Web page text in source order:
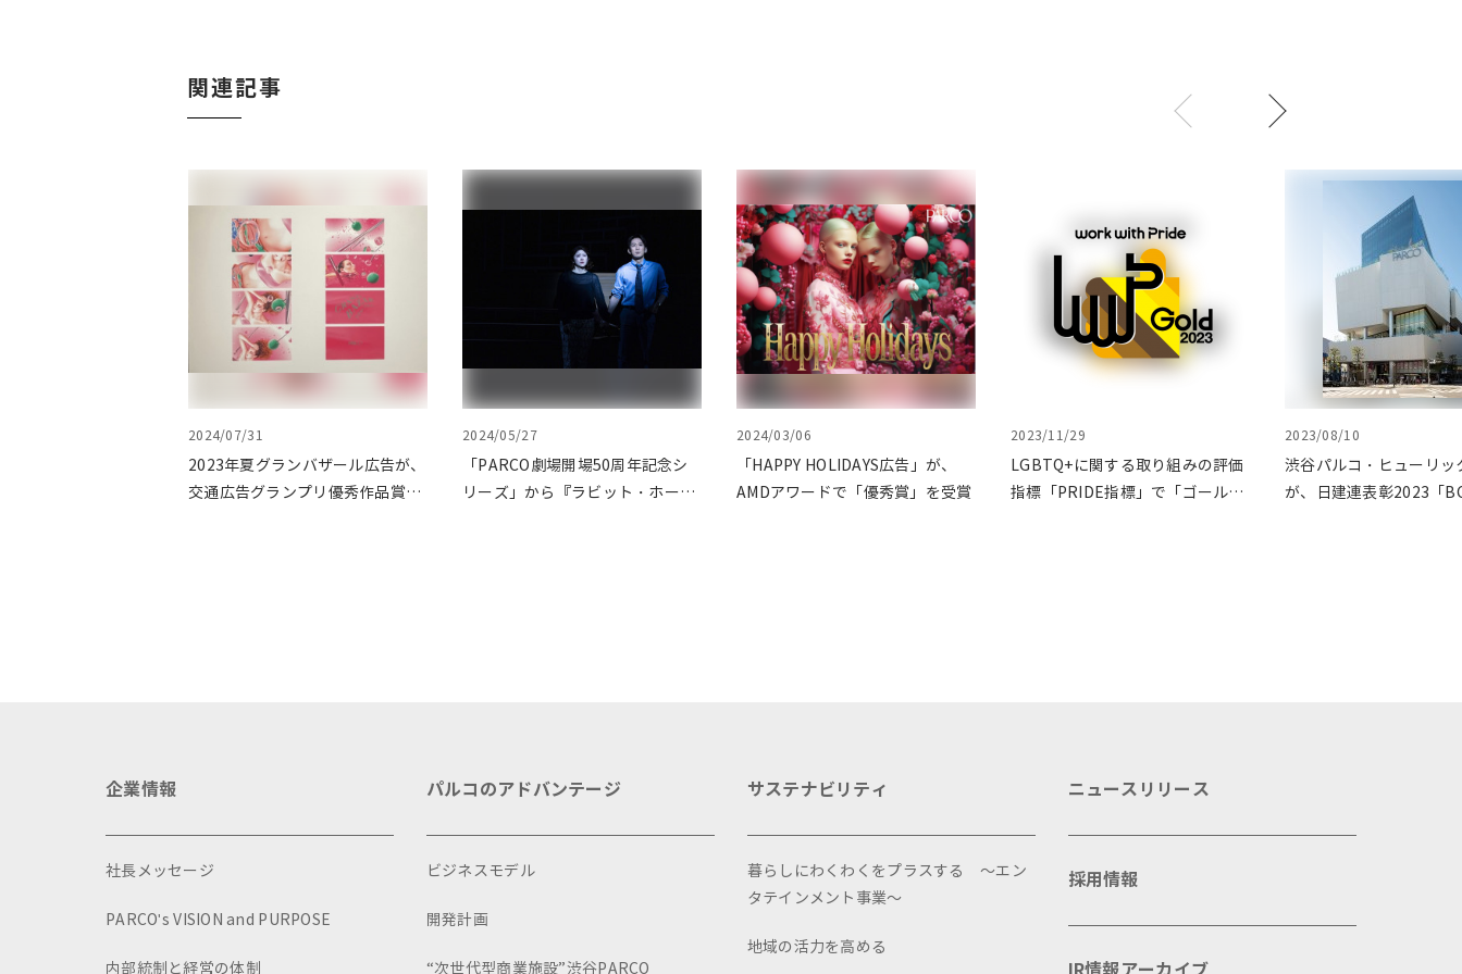
関連記事
2024/07/31
2023年夏グランバザール広告が、
交通広告グランプリ優秀作品賞を
2024/05/27
「PARCO劇場開場50周年記念シ
リーズ」から『ラビット・ホー
2024/03/06
「HAPPY HOLIDAYS広告」が、
AMDアワードで「優秀賞」を受賞
2023/11/29
LGBTQ+に関する取り組みの評価
指標「PRIDE指標」で「ゴール
2023/08/10
渋谷パルコ・ヒューリッ
が、日建連表彰2023「
企業情報
社長メッセージ
PARCO's VISION and PURPOSE
内部統制と経営の体制
パルコのアドバンテージ
ビジネスモデル
開発計画
“次世代型商業施設”渋谷PARCO
サステナビリティ
暮らしにわくわくをプラスする ～エン
タテインメント事業～
地域の活力を高める
ニュースリリース
採用情報